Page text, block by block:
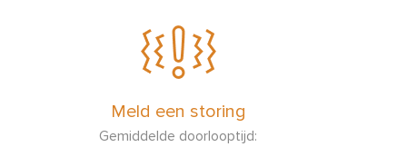
Meld een storing
Gemiddelde doorlooptijd: